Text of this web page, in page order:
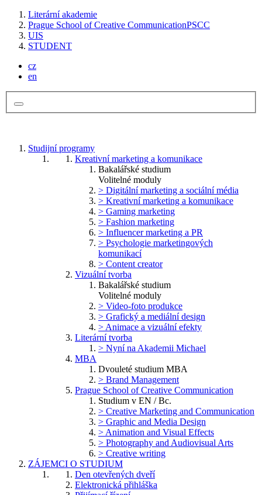
Literární akademie
Prague School of Creative CommunicationPSCC
UIS
STUDENT
cz
en
Studijní programy
Kreativní marketing a komunikace
Bakalářské studium
Volitelné moduly
> Digitální marketing a sociální média
> Kreativní marketing a komunikace
> Gaming marketing
> Fashion marketing
> Influencer marketing a PR
> Psychologie marketingových
komunikací
> Content creator
Vizuální tvorba
Bakalářské studium
Volitelné moduly
> Video-foto produkce
> Grafický a mediální design
> Animace a vizuální efekty
Literární tvorba
> Nyní na Akademii Michael
MBA
Dvouleté studium MBA
> Brand Management
Prague School of Creative Communication
Studium v EN / Bc.
> Creative Marketing and Communication
> Graphic and Media Design
> Animation and Visual Effects
> Photography and Audiovisual Arts
> Creative writing
ZÁJEMCI O STUDIUM
Den otevřených dveří
Elektronická přihláška